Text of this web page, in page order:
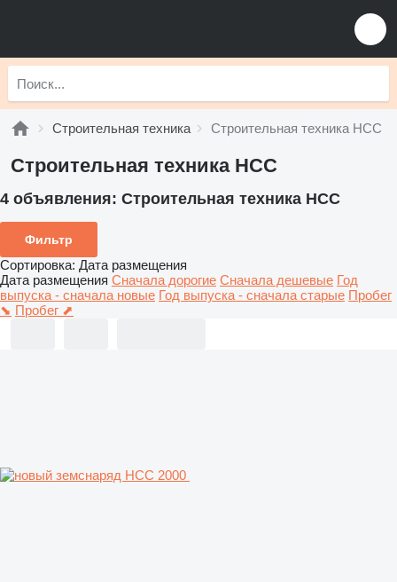
Строительная техника Строительная техника НСС
Строительная техника НСС
4 объявления: Строительная техника НСС
Фильтр
Сортировка: Дата размещения
Дата размещения Сначала дорогие Сначала дешевые Год
выпуска - сначала новые Год выпуска - сначала старые Пробег
⬊ Пробег ⬈